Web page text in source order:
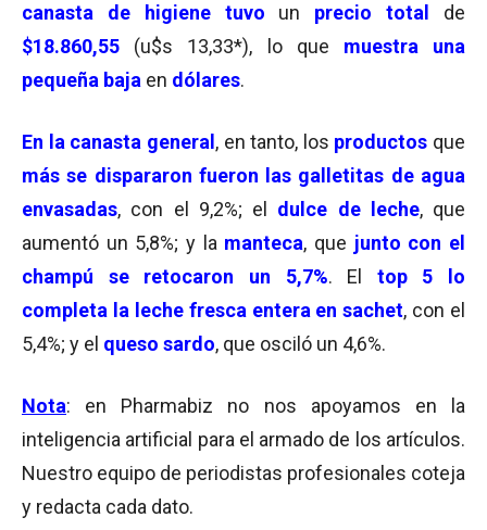
canasta de higiene
tuvo un precio total
de
$18.860,55 (u$s 13,33*), lo que muestra una
pequeña baja en dólares.
En la canasta general , en tanto, los productos que
más se dispararon fueron las galletitas de agua
envasadas, con el 9,2%; el dulce de leche, que
aumentó un 5,8%; y la manteca, que junto con el
champú se retocaron un 5,7%. El top 5 lo
completa la leche fresca entera en sachet, con el
5,4%; y el queso sardo, que osciló un 4,6%.
Nota: en Pharmabiz no nos apoyamos en la
inteligencia artificial para el armado de los artículos.
Nuestro equipo de periodistas profesionales coteja
y redacta cada dato.